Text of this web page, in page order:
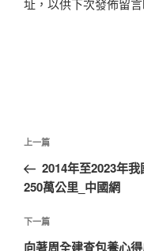
文
導
上
一
篇
章
上一篇
2014年至2023年
250萬公里_中國網
下
一
下一篇
向著周全建查包養心